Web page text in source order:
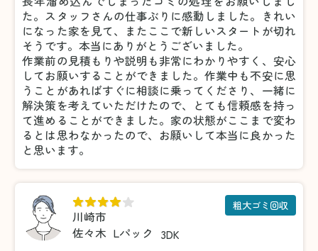
た。スタッフさんの仕事ぶりに感動しました。きれい
になった家を見て、またここで新しいスタートが切れ
そうです。本当にありがとうございました。
作業前の見積もりや説明も非常にわかりやすく、安心
してお願いすることができました。作業中も不安に思
うことがあればすぐに相談に乗ってくださり、一緒に
解決策を考えていただけたので、とても信頼感を持っ
て進めることができました。家の状態がここまで変わ
るとは思わなかったので、お願いして本当に良かった
と思います。
川崎市
佐々木 Lパック 3DK
粗大ゴミ回収